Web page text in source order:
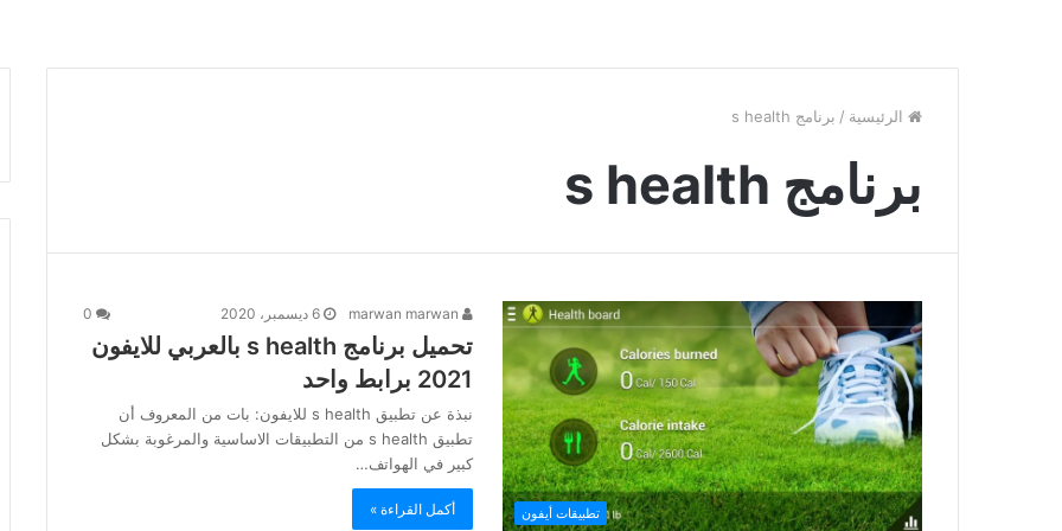
الرئيسية / برنامج s health
برنامج s health
تطبيقات أيفون
6 ديسمبر، 2020
تحميل برنامج s health بالعربي للايفون
2021 برابط واحد
نبذة عن تطبيق s health للايفون: بات من المعروف أن
تطبيق s health من التطبيقات الاساسية والمرغوبة بشكل
كبير في الهواتف…
أكمل القراءة »